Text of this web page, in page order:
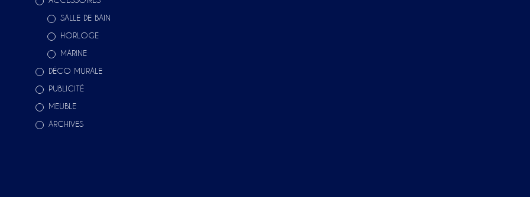
SALLE DE BAIN
HORLOGE
MARINE
DÉCO MURALE
PUBLICITÉ
MEUBLE
ARCHIVES